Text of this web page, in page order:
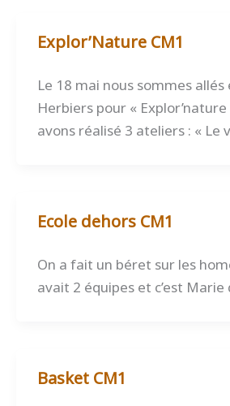
Explor’Nature CM1
Le 18 mai nous sommes allés
Herbiers pour « Explor’nature
avons réalisé 3 ateliers : « Le
Ecole dehors CM1
On a fait un béret sur les
avait 2 équipes et c’est
Basket CM1